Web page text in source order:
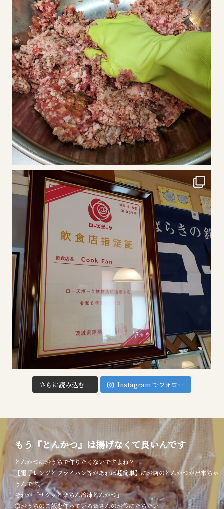
さらに読み込む... Instagram でフォロー
もう『とんかつ』は揚げなくて良いんです
とんかつはおうちで作りたくないですよね？
【電子レンジとフライパン等があれば超簡単】にお店のとんかつが出来ちゃ
うんです。
それが「サクッと楽ちん冷凍とんかつ」
◎おうちのご飯を作っている皆さんのお役にたちたい